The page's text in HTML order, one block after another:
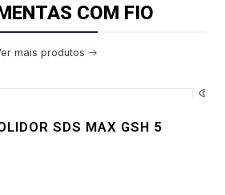
COM FIO
mais produtos
SDS MAX GSH 5